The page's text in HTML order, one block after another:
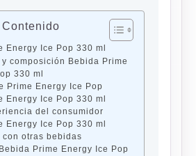
Contenido
Energy Ice Pop 330 ml
y composición Bebida Prime
330 ml
Prime Energy Ice Pop
Energy Ice Pop 330 ml
del consumidor
Energy Ice Pop 330 ml
con otras bebidas
Prime Energy Ice Pop